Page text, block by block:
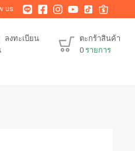
us
ลงทะเบียน
ตะกร้าสินค้า
0 รายการ